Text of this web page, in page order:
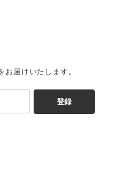
届けいたします。
登録